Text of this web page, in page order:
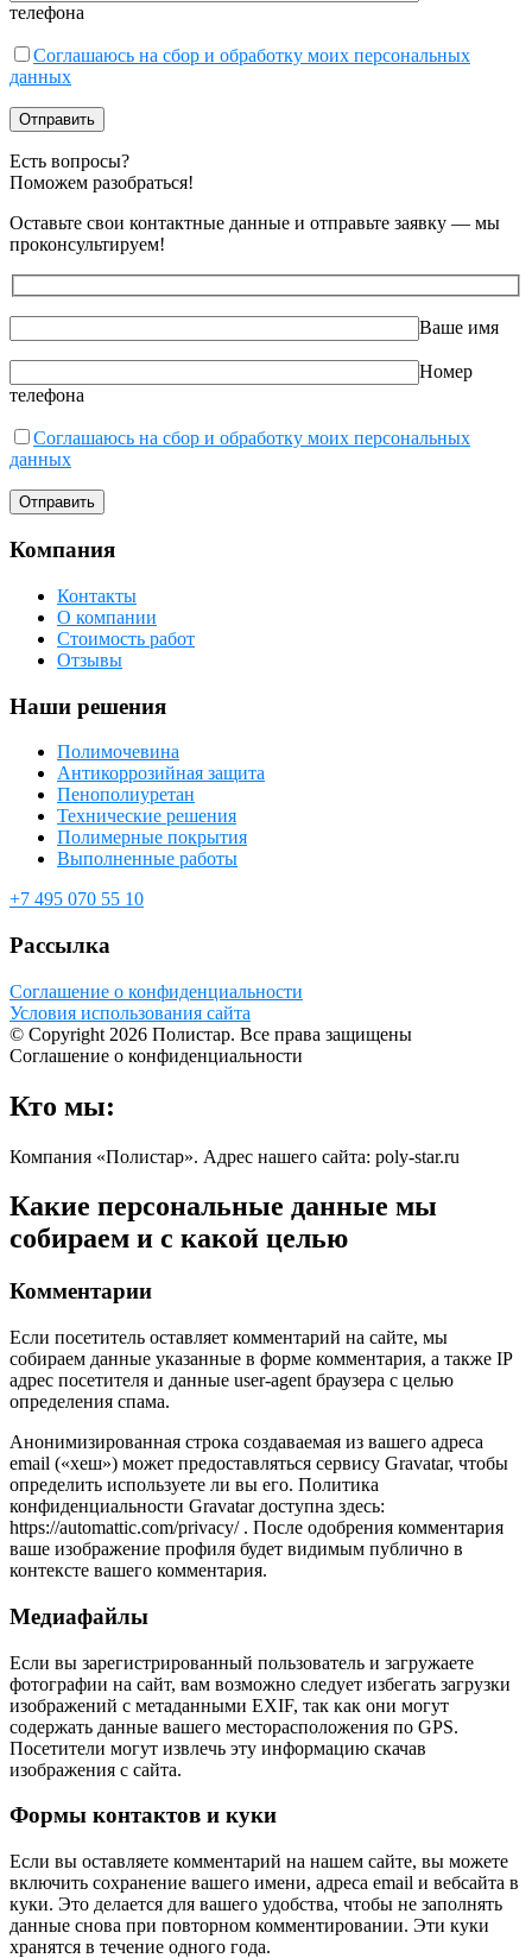
телефона
Соглашаюсь на сбор и обработку моих персональных
данных
Есть вопросы?
Поможем разобраться!
Оставьте свои контактные данные и отправьте заявку — мы
проконсультируем!
Ваше имя
Номер
телефона
Соглашаюсь на сбор и обработку моих персональных
данных
Компания
Контакты
О компании
Стоимость работ
Отзывы
Наши решения
Полимочевина
Антикоррозийная защита
Пенополиуретан
Технические решения
Полимерные покрытия
Выполненные работы
+7 495 070 55 10
Рассылка
Соглашение о конфиденциальности
Условия использования сайта
© Copyright 2026 Полистар. Все права защищены
Соглашение о конфиденциальности
Кто мы:
Компания «Полистар». Адрес нашего сайта: poly-star.ru
Какие персональные данные мы
собираем и с какой целью
Комментарии
Если посетитель оставляет комментарий на сайте, мы
собираем данные указанные в форме комментария, а также IP
адрес посетителя и данные user-agent браузера с целью
определения спама.
Анонимизированная строка создаваемая из вашего адреса
email («хеш») может предоставляться сервису Gravatar, чтобы
определить используете ли вы его. Политика
конфиденциальности Gravatar доступна здесь:
https://automattic.com/privacy/ . После одобрения комментария
ваше изображение профиля будет видимым публично в
контексте вашего комментария.
Медиафайлы
Если вы зарегистрированный пользователь и загружаете
фотографии на сайт, вам возможно следует избегать загрузки
изображений с метаданными EXIF, так как они могут
содержать данные вашего месторасположения по GPS.
Посетители могут извлечь эту информацию скачав
изображения с сайта.
Формы контактов и куки
Если вы оставляете комментарий на нашем сайте, вы можете
включить сохранение вашего имени, адреса email и вебсайта в
куки. Это делается для вашего удобства, чтобы не заполнять
данные снова при повторном комментировании. Эти куки
хранятся в течение одного года.